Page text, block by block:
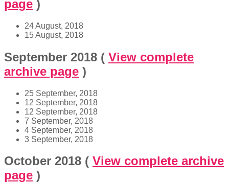
page )
24 August, 2018
15 August, 2018
September 2018 ( View complete
archive page )
25 September, 2018
12 September, 2018
12 September, 2018
7 September, 2018
4 September, 2018
3 September, 2018
October 2018 ( View complete archive
page )